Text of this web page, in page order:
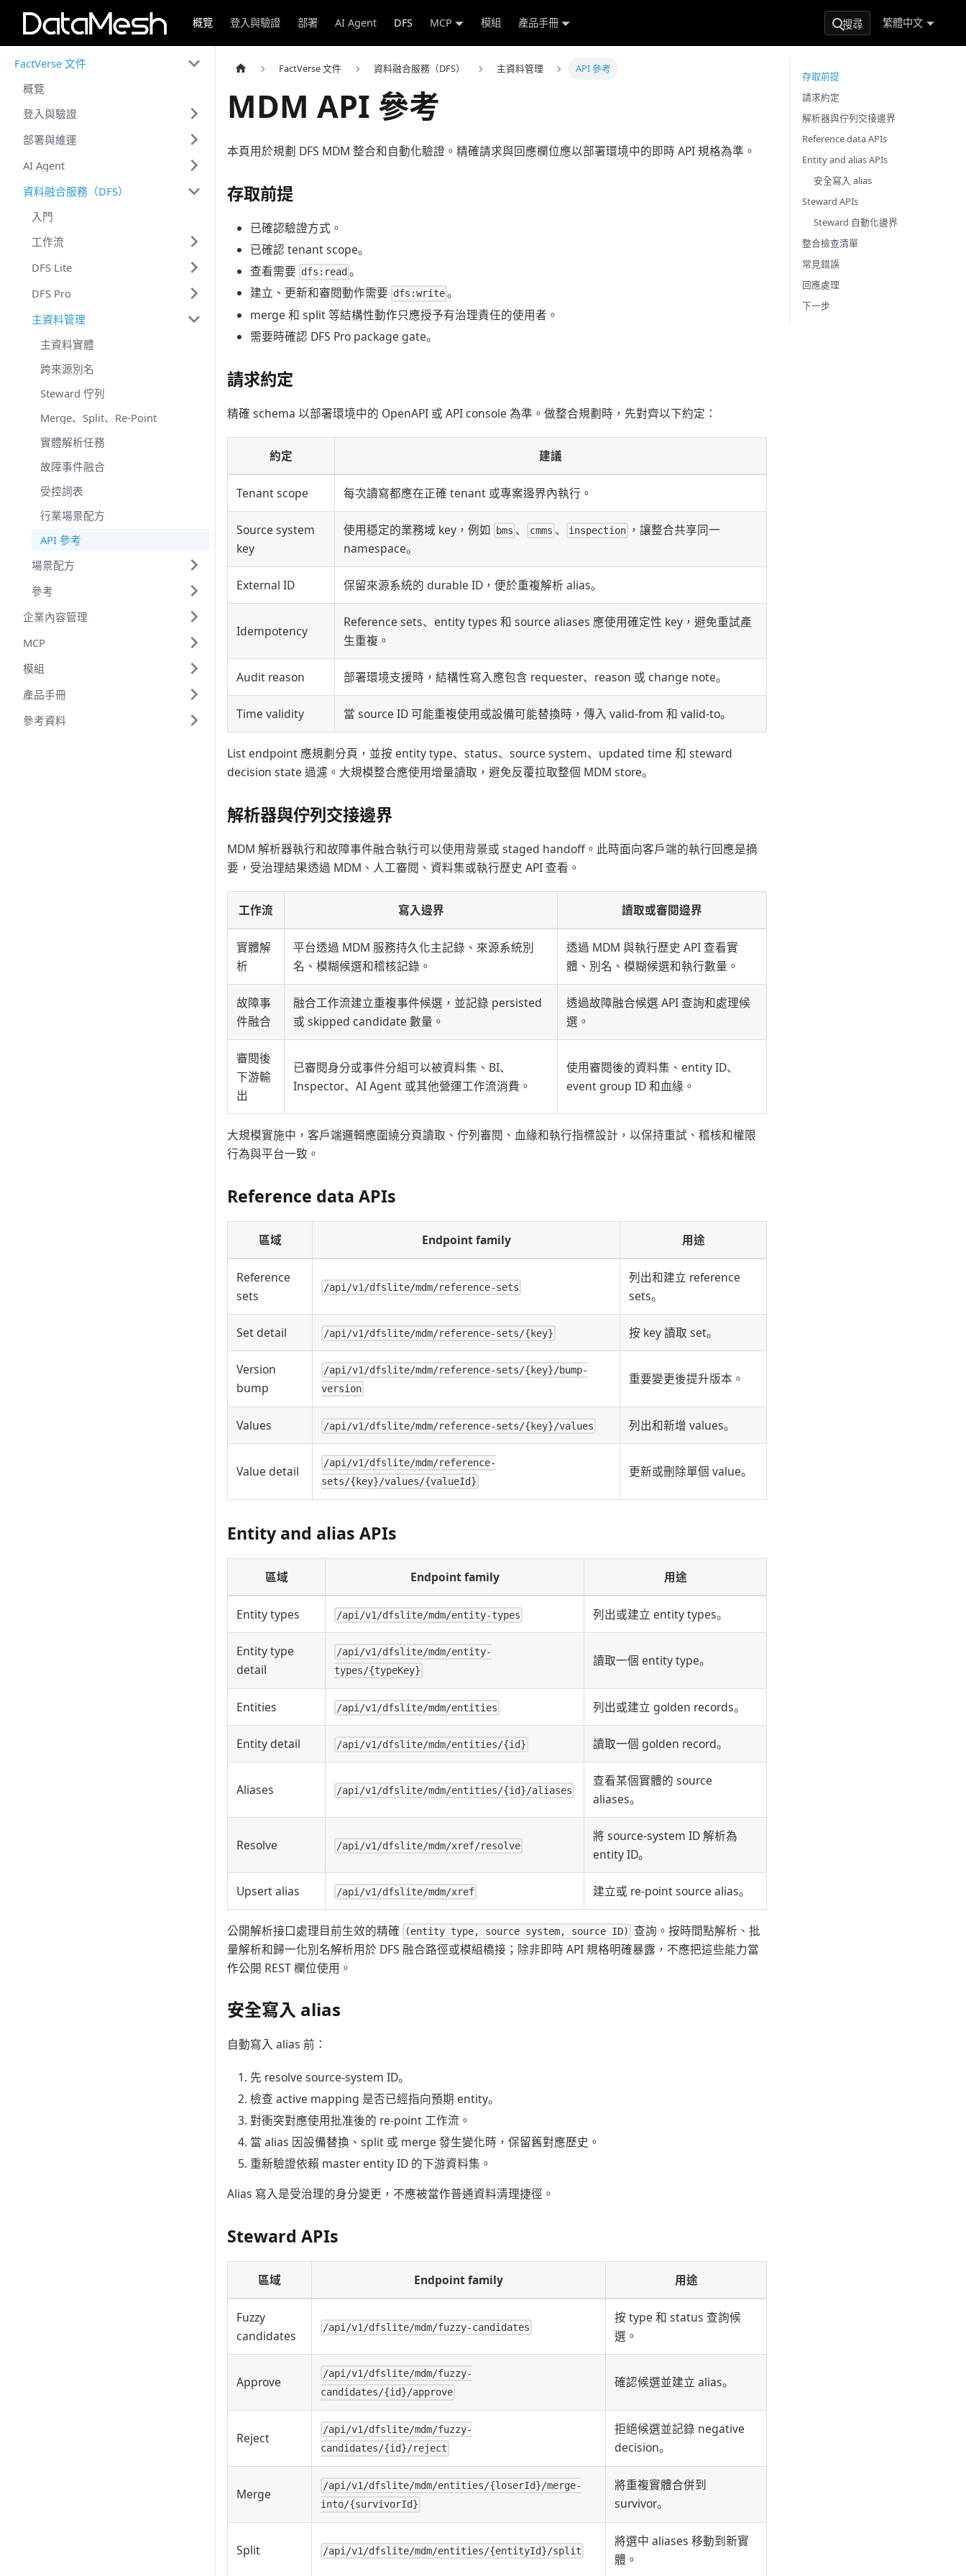
概覽 登入與驗證 部署 AI Agent DFS MCP 模組 產品手冊 搜尋 繁體中文
FactVerse 文件
概覽
登入與驗證
部署與維運
AI Agent
資料融合服務（DFS）
入門
工作流
DFS Lite
DFS Pro
主資料管理
主資料實體
跨來源別名
Steward 佇列
Merge、Split、Re-Point
實體解析任務
故障事件融合
受控詞表
行業場景配方
API 參考
場景配方
參考
企業內容管理
MCP
模組
產品手冊
參考資料
FactVerse 文件 資料融合服務（DFS） 主資料管理 API 參考
MDM API 參考
本頁用於規劃 DFS MDM 整合和自動化驗證。精確請求與回應欄位應以部署環境中的即時 API 規格為準。
存取前提
已確認驗證方式。
已確認 tenant scope。
查看需要 dfs:read 。
建立、更新和審閱動作需要 dfs:write 。
merge 和 split 等結構性動作只應授予有治理責任的使用者。
需要時確認 DFS Pro package gate。
請求約定
精確 schema 以部署環境中的 OpenAPI 或 API console 為準。做整合規劃時，先對齊以下約定：
約定 建議
Tenant scope 每次讀寫都應在正確 tenant 或專案邊界內執行。
Source system
key
使用穩定的業務域 key，例如 bms 、 cmms 、 inspection ，讓整合共享同一
namespace。
External ID 保留來源系統的 durable ID，便於重複解析 alias。
Idempotency
Reference sets、entity types 和 source aliases 應使用確定性 key，避免重試產
生重複。
Audit reason 部署環境支援時，結構性寫入應包含 requester、reason 或 change note。
Time validity 當 source ID 可能重複使用或設備可能替換時，傳入 valid-from 和 valid-to。
List endpoint 應規劃分頁，並按 entity type、status、source system、updated time 和 steward
decision state 過濾。大規模整合應使用增量讀取，避免反覆拉取整個 MDM store。
解析器與佇列交接邊界
MDM 解析器執行和故障事件融合執行可以使用背景或 staged handoff。此時面向客戶端的執行回應是摘
要，受治理結果透過 MDM、人工審閱、資料集或執行歷史 API 查看。
工作流 寫入邊界 讀取或審閱邊界
實體解
析
平台透過 MDM 服務持久化主記錄、來源系統別
名、模糊候選和稽核記錄。
透過 MDM 與執行歷史 API 查看實
體、別名、模糊候選和執行數量。
故障事
件融合
融合工作流建立重複事件候選，並記錄 persisted
或 skipped candidate 數量。
透過故障融合候選 API 查詢和處理候
選。
審閱後
下游輸
出
已審閱身分或事件分組可以被資料集、BI、
Inspector、AI Agent 或其他營運工作流消費。
使用審閱後的資料集、entity ID、
event group ID 和血緣。
大規模實施中，客戶端邏輯應圍繞分頁讀取、佇列審閱、血緣和執行指標設計，以保持重試、稽核和權限
行為與平台一致。
Reference data APIs
區域 Endpoint family 用途
Reference
sets
/api/v1/dfslite/mdm/reference-sets
列出和建立 reference
sets。
Set detail /api/v1/dfslite/mdm/reference-sets/{key} 按 key 讀取 set。
Version
bump
/api/v1/dfslite/mdm/reference-sets/{key}/bump-
version
重要變更後提升版本。
Values /api/v1/dfslite/mdm/reference-sets/{key}/values 列出和新增 values。
Value detail
/api/v1/dfslite/mdm/reference-
sets/{key}/values/{valueId}
更新或刪除單個 value。
Entity and alias APIs
區域 Endpoint family 用途
Entity types /api/v1/dfslite/mdm/entity-types 列出或建立 entity types。
Entity type
detail
/api/v1/dfslite/mdm/entity-
types/{typeKey}
讀取一個 entity type。
Entities /api/v1/dfslite/mdm/entities 列出或建立 golden records。
Entity detail /api/v1/dfslite/mdm/entities/{id} 讀取一個 golden record。
Aliases /api/v1/dfslite/mdm/entities/{id}/aliases
查看某個實體的 source
aliases。
Resolve /api/v1/dfslite/mdm/xref/resolve
將 source-system ID 解析為
entity ID。
Upsert alias /api/v1/dfslite/mdm/xref 建立或 re-point source alias。
公開解析接口處理目前生效的精確 (entity type, source system, source ID)
查詢。按時間點解析、批
量解析和歸一化別名解析用於 DFS 融合路徑或模組橋接；除非即時 API 規格明確暴露，不應把這些能力當
作公開 REST 欄位使用。
安全寫入 alias
自動寫入 alias 前：
先 resolve source-system ID。
檢查 active mapping 是否已經指向預期 entity。
對衝突對應使用批准後的 re-point 工作流。
當 alias 因設備替換、split 或 merge 發生變化時，保留舊對應歷史。
重新驗證依賴 master entity ID 的下游資料集。
Alias 寫入是受治理的身分變更，不應被當作普通資料清理捷徑。
Steward APIs
區域 Endpoint family 用途
Fuzzy
candidates
/api/v1/dfslite/mdm/fuzzy-candidates
按 type 和 status 查詢候
選。
Approve
/api/v1/dfslite/mdm/fuzzy-
candidates/{id}/approve
確認候選並建立 alias。
Reject
/api/v1/dfslite/mdm/fuzzy-
candidates/{id}/reject
拒絕候選並記錄 negative
decision。
Merge
/api/v1/dfslite/mdm/entities/{loserId}/merge-
into/{survivorId}
將重複實體合併到
survivor。
Split /api/v1/dfslite/mdm/entities/{entityId}/split
將選中 aliases 移動到新實
體。
存取前提
請求約定
解析器與佇列交接邊界
Reference data APIs
Entity and alias APIs
安全寫入 alias
Steward APIs
Steward 自動化邊界
整合檢查清單
常見錯誤
回應處理
下一步